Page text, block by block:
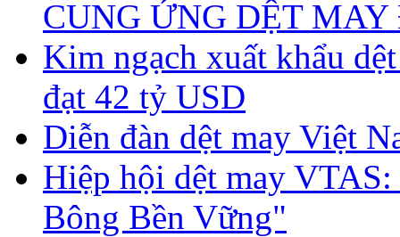
CUNG ỨNG DỆT
Kim ngạch xuất khẩu
đạt 42 tỷ USD
Diễn đàn dệt may Việt
Hiệp hội dệt may
Bông Bền Vững"